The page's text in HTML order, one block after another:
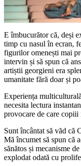
E îmbucurător că, deși
timp cu nasul în ecran,
figurilor omenești mai
intervin și să spun că
artiștii georgieni era
umanitate fără doar și
Experiența
necesita lectura
provocare de care
Sunt încântat să văd că
Mă încumet să spun că
sănătos și mecanisme
explodat odată cu